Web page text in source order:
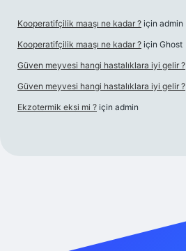
Kooperatifçilik maaşı ne kadar ? için admin
Kooperatifçilik maaşı ne kadar ? için Ghost
Güven meyvesi hangi hastalıklara iyi gelir ?
Güven meyvesi hangi hastalıklara iyi gelir ?
Ekzotermik eksi mi ? için admin